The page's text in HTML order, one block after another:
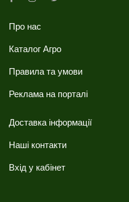
Про нас
Каталог Агро
Правила та умови
Реклама на порталі
Доставка інформації
Наші контакти
Вхід у кабінет